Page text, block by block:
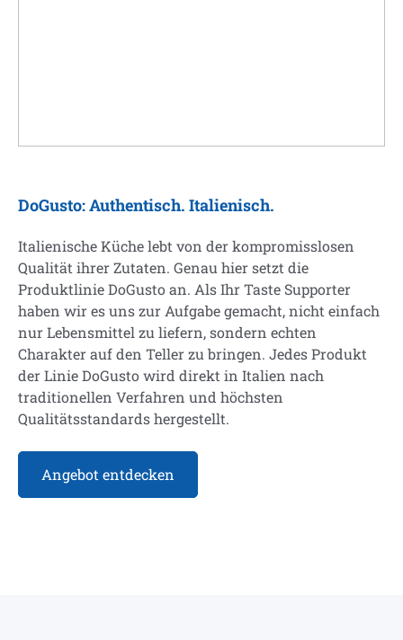
DoGusto: Authentisch. Italienisch.
Italienische Küche lebt von der kompromisslosen
Qualität ihrer Zutaten. Genau hier setzt die
Produktlinie DoGusto an. Als Ihr Taste Supporter
haben wir es uns zur Aufgabe gemacht, nicht einfach
nur Lebensmittel zu liefern, sondern echten
Charakter auf den Teller zu bringen. Jedes Produkt
der Linie DoGusto wird direkt in Italien nach
traditionellen Verfahren und höchsten
Qualitätsstandards hergestellt.
Angebot entdecken